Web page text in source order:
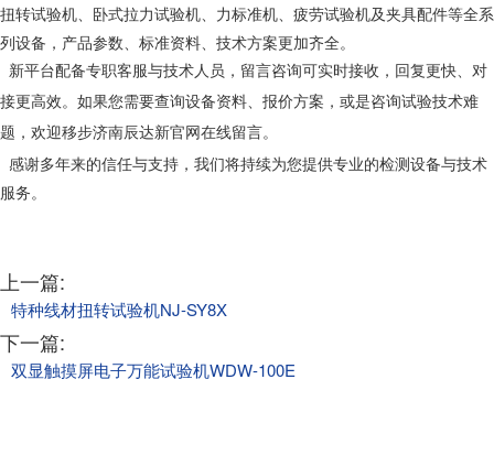
扭转试验机、卧式拉力试验机、力标准机、疲劳试验机及夹具配件等全系
列设备，产品参数、标准资料、技术方案更加齐全。
新平台配备专职客服与技术人员，留言咨询可实时接收，回复更快、对
接更高效。如果您需要查询设备资料、报价方案，或是咨询试验技术难
题，欢迎移步济南辰达新官网 在线留言。
感谢多年来的信任与支持，我们将持续为您提供专业的检测设备与技术
服务。
上一篇:
特种线材扭转试验机NJ-SY8X
下一篇:
双显触摸屏电子万能试验机WDW-100E